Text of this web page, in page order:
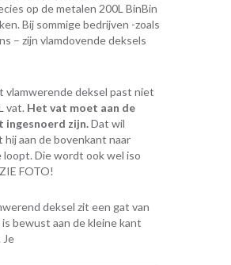
op de metalen 200L BinBin
Bij sommige bedrijven -zoals
– zijn vlamdovende deksels
vlamwerende deksel past niet
vat. Het vat moet aan de
ingesnoerd zijn.Dat wil
hij aan de bovenkant naar
loopt. Die wordt ook wel iso
FOTO!
deksel zit een gat van
is bewust aan de kleine kant
Je